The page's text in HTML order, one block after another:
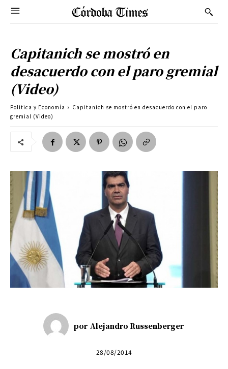
Capitanich se mostró en
desacuerdo con el paro gremial
(Video)
Politica y Economía
Capitanich se mostró en desacuerdo con el paro
gremial (Video)
por Alejandro Russenberger
28/08/2014